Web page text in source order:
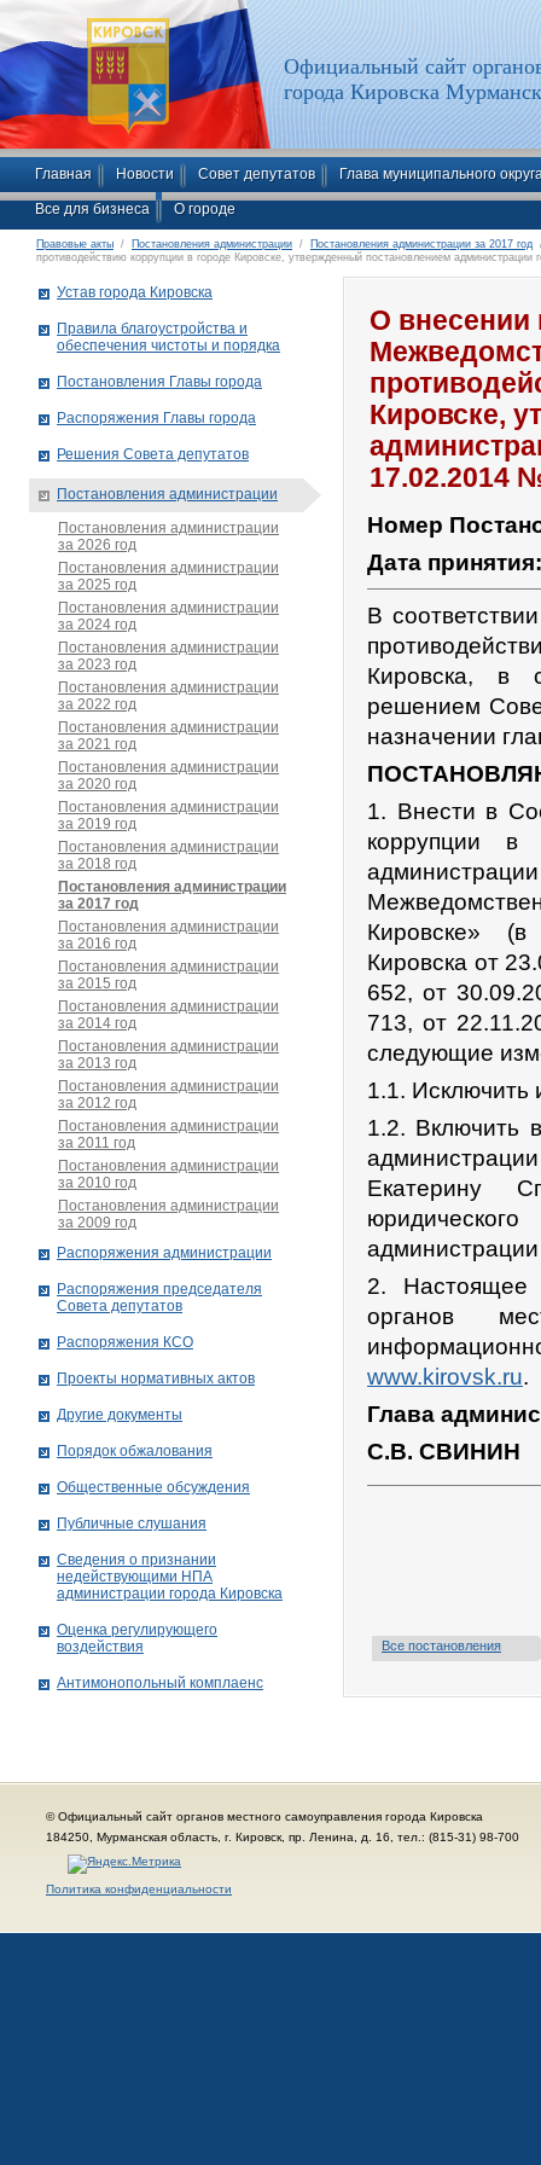
Официальный сайт
города Кировска
Главная Новости Совет депутатов Глава муниципального
Все для бизнеса О городе
Правовые акты / Постановления администрации / Постановления администрации за 2017 год
противодействию коррупции в городе Кировске, утвержденный постановлением
О внесении
Кировске,
17.02.2014
Номер
Дата
В
Кировска, в
решением
назначении
1. Внести в
коррупции в
Кировске» (в
Кировска от
652, от
713, от
следующие
1.1. Исключить
1.2. Включить
Екатерину
администрации
2. Настоящее
органов
www.kirovsk.ru.
Глава
С.В. СВИНИН
Все постановления
Устав города Кировска
Правила благоустройства и
обеспечения чистоты и порядка
Постановления Главы города
Распоряжения Главы города
Решения Совета депутатов
Постановления администрации
Постановления администрации
за 2026 год
Постановления администрации
за 2025 год
Постановления администрации
за 2024 год
Постановления администрации
за 2023 год
Постановления администрации
за 2022 год
Постановления администрации
за 2021 год
Постановления администрации
за 2020 год
Постановления администрации
за 2019 год
Постановления администрации
за 2018 год
Постановления администрации
за 2017 год
Постановления администрации
за 2016 год
Постановления администрации
за 2015 год
Постановления администрации
за 2014 год
Постановления администрации
за 2013 год
Постановления администрации
за 2012 год
Постановления администрации
за 2011 год
Постановления администрации
за 2010 год
Постановления администрации
за 2009 год
Распоряжения администрации
Распоряжения председателя
Совета депутатов
Распоряжения КСО
Проекты нормативных актов
Другие документы
Порядок обжалования
Общественные обсуждения
Публичные слушания
Сведения о признании
недействующими НПА
администрации города Кировскa
Оценка регулирующего
воздействия
Антимонопольный комплаенс
© Официальный сайт органов местного самоуправления города Кировска
184250, Мурманская область, г. Кировск, пр. Ленина, д. 16, тел.: (815-31) 98-700
Политика конфиденциальности